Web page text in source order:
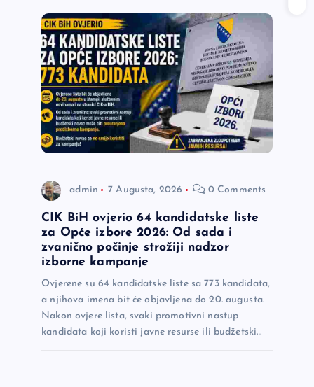
admin 7 Augusta, 2026 0 Comments
CIK BiH ovjerio 64 kandidatske liste
za Opće izbore 2026: Od sada i
zvanično počinje strožiji nadzor
izborne kampanje
Ovjerene su 64 kandidatske liste sa 773 kandidata,
a njihova imena bit će objavljena do 20. augusta.
Nakon ovjere lista, svaki promotivni nastup
kandidata koji koristi javne resurse ili budžetski…